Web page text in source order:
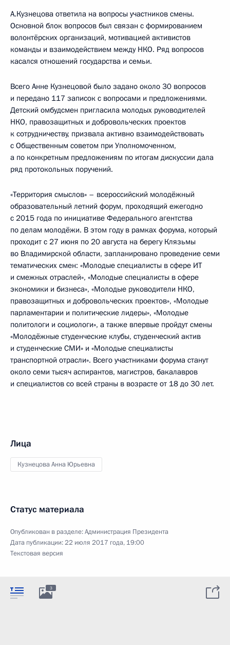
А.Кузнецова ответила на вопросы участников смены.
Основной блок вопросов был связан с формированием
волонтёрских организаций, мотивацией активистов
команды и взаимодействием между НКО. Ряд вопросов
касался отношений государства и семьи.
Всего Анне Кузнецовой было задано около 30 вопросов
и передано 117 записок с вопросами и предложениями.
Детский омбудсмен пригласила молодых руководителей
НКО, правозащитных и добровольческих проектов
к сотрудничеству, призвала активно взаимодействовать
с Общественным советом при Уполномоченном,
а по конкретным предложениям по итогам дискуссии дала
ряд протокольных поручений.
«Территория смыслов» – всероссийский молодёжный
образовательный летний форум, проходящий ежегодно
с 2015 года по инициативе Федерального агентства
по делам молодёжи. В этом году в рамках форума, который
проходит с 27 июня по 20 августа на берегу Клязьмы
во Владимирской области, запланировано проведение семи
тематических смен: «Молодые специалисты в сфере ИТ
и смежных отраслей», «Молодые специалисты в сфере
экономики и бизнеса», «Молодые руководители НКО,
правозащитных и добровольческих проектов», «Молодые
парламентарии и политические лидеры», «Молодые
политологи и социологи», а также впервые пройдут смены
«Молодёжные студенческие клубы, студенческий актив
и студенческие СМИ» и «Молодые специалисты
транспортной отрасли». Всего участниками форума станут
около семи тысяч аспирантов, магистров, бакалавров
и специалистов со всей страны в возрасте от 18 до 30 лет.
Лица
Кузнецова Анна Юрьевна
Статус материала
Опубликован в разделе:Администрация Президента
Дата публикации:22 июля 2017 года, 19:00
Текстовая версия
3